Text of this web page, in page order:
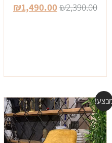
₪2,390.00
₪1,490.00